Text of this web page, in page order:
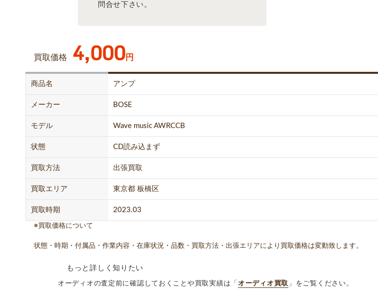
問合せ下さい。
買取価格 4,000円
商品名 アンプ
メーカー BOSE
モデル Wave music AWRCCB
状態 CD読み込まず
買取方法 出張買取
買取エリア 東京都 板橋区
買取時期 2023.03
※買取価格について
状態・時期・付属品・作業内容・在庫状況・品数・買取方法・出張エリアにより買取価格は変動致します。
もっと詳しく知りたい
オーディオの査定前に確認しておくことや買取実績は「 オーディオ買取 」をご覧ください。